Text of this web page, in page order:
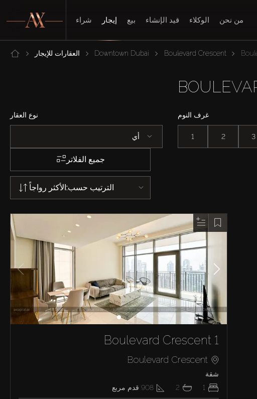
شراء إيجار بيع قيد الإنشاء الوكلاء من نحن
العقارات للإيجار Downtown Dubai Boulevard Crescent
نوع العقار
أي
غرف النوم
1 2 3
جميع الفلاتر
الأكثر رواجاًالترتيب حسب:
Boulevard Crescent 1
Boulevard Crescent
شقة
1
2
908 قدم مربع